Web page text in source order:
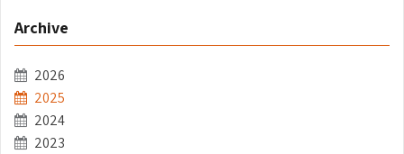
Archive
2026
2025
2024
2023